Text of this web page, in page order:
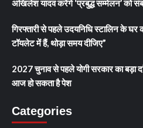
अखिलेश यादव करेंगे ‘प्रबुद्ध सम्मेलन’ को
गिरफ्तारी से पहले उदयनिधि स्टालिन के घर
टॉयलेट में हैं, थोड़ा समय दीजिए”
2027 चुनाव से पहले योगी सरकार का बड़ा
आज हो सकता है पेश
Categories